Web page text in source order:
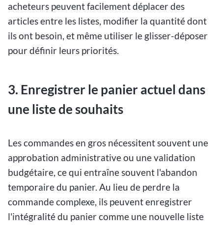
acheteurs peuvent facilement déplacer des
articles entre les listes, modifier la quantité dont
ils ont besoin, et même utiliser le glisser-déposer
pour définir leurs priorités.
3. Enregistrer le panier actuel dans
une liste de souhaits
Les commandes en gros nécessitent souvent une
approbation administrative ou une validation
budgétaire, ce qui entraîne souvent l'abandon
temporaire du panier. Au lieu de perdre la
commande complexe, ils peuvent enregistrer
l'intégralité du panier comme une nouvelle liste